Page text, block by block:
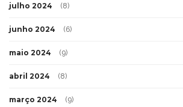
julho 2024 (8)
junho 2024 (6)
maio 2024 (9)
abril 2024 (8)
março 2024 (9)